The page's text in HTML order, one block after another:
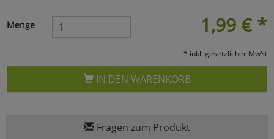
1,99 € *
Menge
* inkl. gesetzlicher MwSt
IN DEN WARENKORB
Fragen zum Produkt